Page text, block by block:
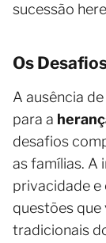
sucessão
Os
A ausência
para a
desafios
as famílias. A
privacidade e
questões
tradicionais